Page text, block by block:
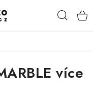
více